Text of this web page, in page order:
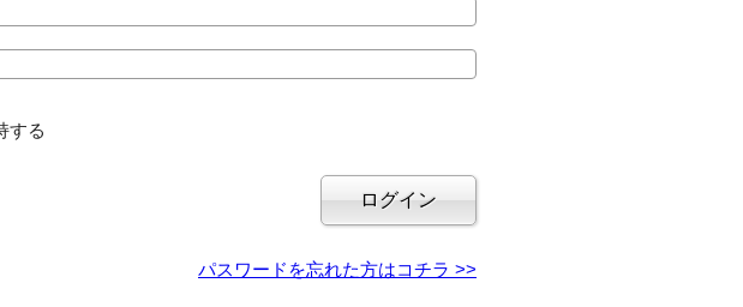
する
パスワードを忘れた方はコチラ >>